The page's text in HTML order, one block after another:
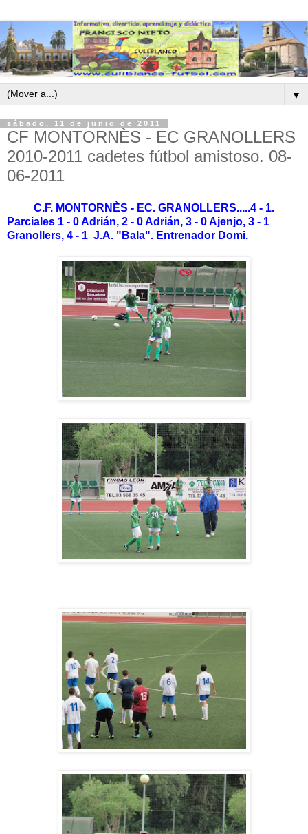
▼
sábado, 11 de junio de 2011
CF MONTORNÈS - EC GRANOLLERS
2010-2011 cadetes fútbol amistoso. 08-
06-2011
C.F. MONTORNÈS - EC. GRANOLLERS.....4 - 1.
Parciales 1 - 0 Adrián, 2 - 0 Adrián, 3 - 0 Ajenjo, 3 - 1
Granollers, 4 - 1 J.A. "Bala". Entrenador Domi.